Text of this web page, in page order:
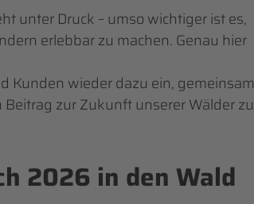
unter Druck – umso wichtiger ist es,
erlebbar zu machen. Genau hier
Kunden wieder dazu ein, gemeinsam
zur Zukunft unserer Wälder zu
2026 in den Wald